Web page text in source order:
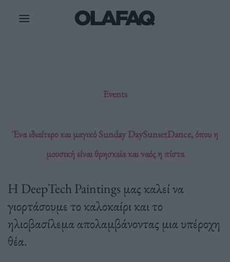
Events
Ένα ιδιαίτερο και μαγικό Sunday DaySunsetDance, όπου η
μουσική είναι θρησκεία και ναός η πίστα
Η DeepTech Paintings μας καλεί να
γιορτάσουμε το καλοκαίρι και το
ηλιοβασίλεμα απολαμβάνοντας μια υπέροχη
θέα.